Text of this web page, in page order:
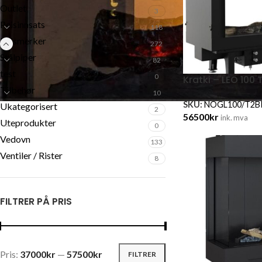
Outlet 3
Peisinnsats 118
Peismerker 272
Stålpiper 82
test 0
Tilbehør 10
Ukategorisert 2
Uteprodukter 0
Vedovn 133
Ventiler / Rister 8
FILTRER PÅ PRIS
FILTRER
Pris: 37000kr — 57500kr
Kratki – LEO 100
SKU:NOGL100/
56500krink. mva